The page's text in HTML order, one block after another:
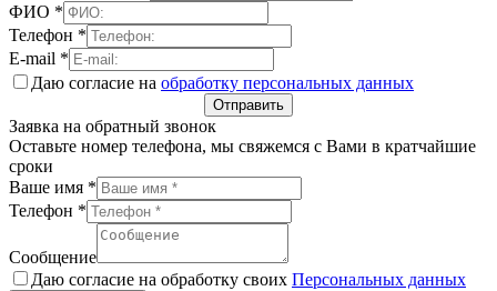
ФИО *
Телефон *
E-mail *
Даю согласие на обработку персональных данных
Отправить
Заявка на обратный звонок
Оставьте номер телефона, мы свяжемся с Вами в кратчайшие
сроки
Ваше имя *
Телефон *
Сообщение
Даю согласие на обработку своих Персональных данных